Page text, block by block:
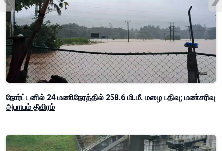
நோர்ட்டனில் 24 மணிநேரத்தில் 258.6 மி.மீ. மழை பதிவு; மண்சரிவு
அபாயம் தீவிரம்